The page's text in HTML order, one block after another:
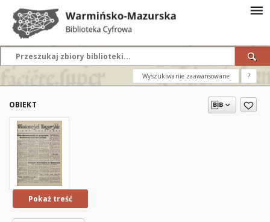
Wyszukiwanie zaawansowane ?
OBIEKT
Pokaż treść